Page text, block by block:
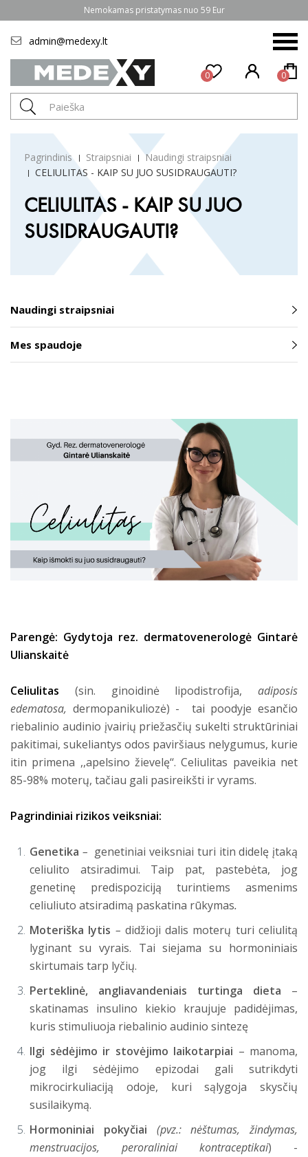
Nemokamas pristatymas nuo 59 Eur
admin@medexy.lt
0 0
Pagrindinis Straipsniai
Naudingi straipsniai
CELIULITAS - KAIP SU JUO SUSIDRAUGAUTI?
CELIULITAS - KAIP SU JUO
SUSIDRAUGAUTI?
Naudingi straipsniai
Mes spaudoje
Parengė: Gydytoja rez. dermatovenerologė Gintarė
Ulianskaitė
Celiulitas (sin. ginoidinė lipodistrofija, adiposis
edematosa, dermopanikuliozė) - tai poodyje esančio
riebalinio audinio įvairių priežasčių sukelti struktūriniai
pakitimai, sukeliantys odos paviršiaus nelygumus, kurie
itin primena ,,apelsino žievelę‘‘. Celiulitas paveikia net
85-98% moterų, tačiau gali pasireikšti ir vyrams.
Pagrindiniai rizikos veiksniai:
Genetika – genetiniai veiksniai turi itin didelę įtaką
celiulito atsiradimui. Taip pat, pastebėta, jog
genetinę predispoziciją turintiems asmenims
celiuliuto atsiradimą paskatina rūkymas.
Moteriška lytis ­– didžioji dalis moterų turi celiulitą
lyginant su vyrais. Tai siejama su hormoniniais
skirtumais tarp lyčių.
Perteklinė, angliavandeniais turtinga dieta –
skatinamas insulino kiekio kraujuje padidėjimas,
kuris stimuliuoja riebalinio audinio sintezę
Ilgi sėdėjimo ir stovėjimo laikotarpiai – manoma,
jog ilgi sėdėjimo epizodai gali sutrikdyti
mikrocirkuliaciją odoje, kuri sąlygoja skysčių
susilaikymą.
Hormoniniai pokyčiai (pvz.: nėštumas, žindymas,
menstruacijos, peroraliniai
kontraceptikai) -